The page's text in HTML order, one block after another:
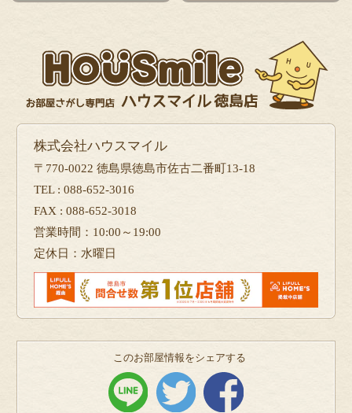
株式会社ハウスマイル
〒770-0022 徳島県徳島市佐古二番町13-18
TEL : 088-652-3016
FAX : 088-652-3018
営業時間：10:00～19:00
定休日：水曜日
このお部屋情報をシェアする